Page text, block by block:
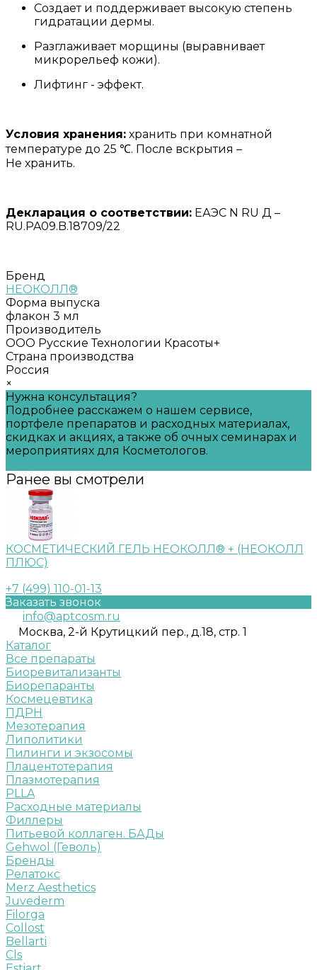
Создает и поддерживает высокую степень
гидратации дермы.
Разглаживает морщины (выравнивает
микрорельеф кожи).
Лифтинг - эффект.
Условия хранения: хранить при комнатной
температуре до 25 ℃. После вскрытия –
Не хранить.
Декларация о соответствии: ЕАЭС N RU Д –
RU.PA09.B.18709/22
Бренд
НЕОКОЛЛ®
Форма выпуска
флакон 3 мл
Производитель
ООО Русские Технологии Красоты+
Страна производства
Россия
×
Нужна консультация?
Подробнее расскажем о нашем сервисе,
портфеле препаратов и расходных материалах,
скидках и акциях, а также об очных семинарах и
мероприятиях для Косметологов.
Ранее вы смотрели
КОСМЕТИЧЕСКИЙ ГЕЛЬ НЕОКОЛЛ® + (НЕОКОЛЛ
ПЛЮС)
+7 (499) 110-01-13
Заказать звонок
info@aptcosm.ru
Москва, 2-й Крутицкий пер., д.18, стр. 1
Каталог
Все препараты
Биоревитализанты
Биорепаранты
Космецевтика
ПДРН
Мезотерапия
Липолитики
Пилинги и экзосомы
Плацентотерапия
Плазмотерапия
PLLA
Расходные материалы
Филлеры
Питьевой коллаген. БАДы
Gehwol (Геволь)
Бренды
Релатокс
Merz Aesthetics
Juvederm
Filorga
Collost
Bellarti
Cls